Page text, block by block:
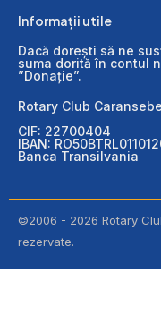
Informații utile
Dacă dorești să ne
suma dorită în contul
”Donație”.
Rotary Club
CIF: 22700404
IBAN:
Banca Transilvania
©2006 - 2026 Rotary
rezervate.